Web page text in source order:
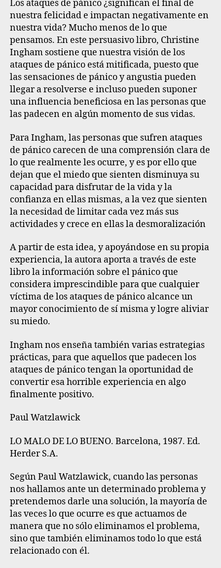
Los ataques de pánico ¿significan el final de
nuestra felicidad e impactan negativamente en
nuestra vida? Mucho menos de lo que
pensamos. En este persuasivo libro, Christine
Ingham sostiene que nuestra visión de los
ataques de pánico está mitificada, puesto que
las sensaciones de pánico y angustia pueden
llegar a resolverse e incluso pueden suponer
una influencia beneficiosa en las personas que
las padecen en algún momento de sus vidas.
Para Ingham, las personas que sufren ataques
de pánico carecen de una comprensión clara de
lo que realmente les ocurre, y es por ello que
dejan que el miedo que sienten disminuya su
capacidad para disfrutar de la vida y la
confianza en ellas mismas, a la vez que sienten
la necesidad de limitar cada vez más sus
actividades y crece en ellas la desmoralización
A partir de esta idea, y apoyándose en su propia
experiencia, la autora aporta a través de este
libro la información sobre el pánico que
considera imprescindible para que cualquier
víctima de los ataques de pánico alcance un
mayor conocimiento de sí misma y logre aliviar
su miedo.
Ingham nos enseña también varias estrategias
prácticas, para que aquellos que padecen los
ataques de pánico tengan la oportunidad de
convertir esa horrible experiencia en algo
finalmente positivo.
Paul Watzlawick
LO MALO DE LO BUENO. Barcelona, 1987. Ed.
Herder S.A.
Según Paul Watzlawick, cuando las personas
nos hallamos ante un determinado problema y
pretendemos darle una solución, la mayoría de
las veces lo que ocurre es que actuamos de
manera que no sólo eliminamos el problema,
sino que también eliminamos todo lo que está
relacionado con él.